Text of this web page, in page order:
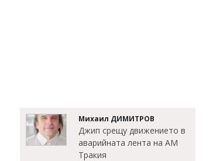
Михаил ДИМИТРОВ
Джип срещу движението в
аварийната лента на АМ
Тракия